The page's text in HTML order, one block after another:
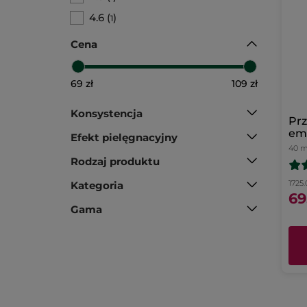
4.6 (1)
Cena
69 zł 109 zł
Konsystencja
Efekt pielęgnacyjny
Rodzaj produktu
Kategoria
Gama
do
40